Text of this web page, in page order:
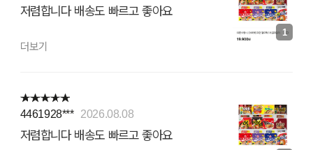
저렴합니다 배송도 빠르고 좋아요
더보기
1
4461928*** 2026.08.08
저렴합니다 배송도 빠르고 좋아요